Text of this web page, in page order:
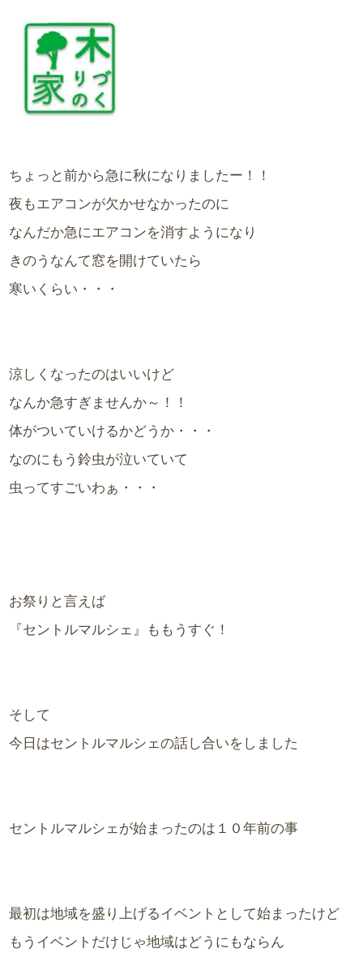
ちょっと前から急に秋になりましたー！！
夜もエアコンが欠かせなかったのに
なんだか急にエアコンを消すようになり
きのうなんて窓を開けていたら
寒いくらい・・・
涼しくなったのはいいけど
なんか急すぎませんか～！！
体がついていけるかどうか・・・
なのにもう鈴虫が泣いていて
虫ってすごいわぁ・・・
お祭りと言えば
『セントルマルシェ』ももうすぐ！
そして
今日はセントルマルシェの話し合いをしました
セントルマルシェが始まったのは１０年前の事
最初は地域を盛り上げるイベントとして始まったけど
もうイベントだけじゃ地域はどうにもならん